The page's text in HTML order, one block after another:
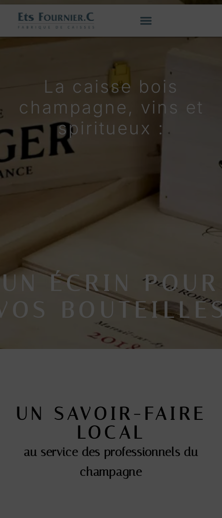
La caisse bois
champagne, vins et
spiritueux :
UN ÉCRIN POUR
UN SAVOIR-FAIRE
LOCAL
au service des professionnels du
champagne